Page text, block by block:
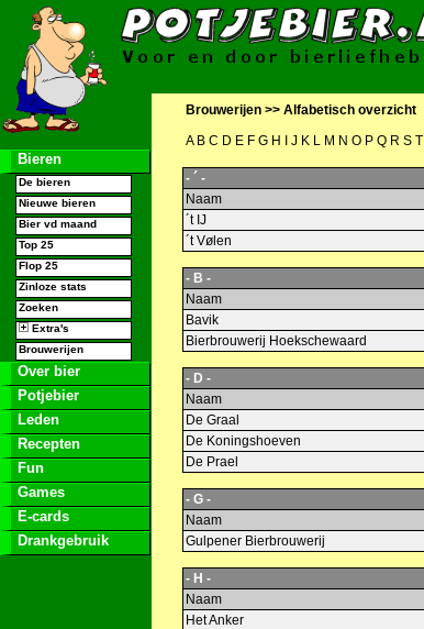
Bieren
De bieren
Nieuwe bieren
Bier vd maand
Top 25
Flop 25
Zinloze stats
Zoeken
Extra's
Brouwerijen
Over bier
Potjebier
Leden
Recepten
Fun
Games
E-cards
Drankgebruik
Brouwerijen >> Alfabetisch overzicht
A B C D E F G H J K L M N O P Q R S T
- ´ -
Naam
´t IJ
´t Vølen
- B -
Naam
Bavik
Bierbrouwerij Hoekschewaard
- D -
Naam
De Graal
De Koningshoeven
De Prael
- G -
Naam
Gulpener Bierbrouwerij
- H -
Naam
Het Anker